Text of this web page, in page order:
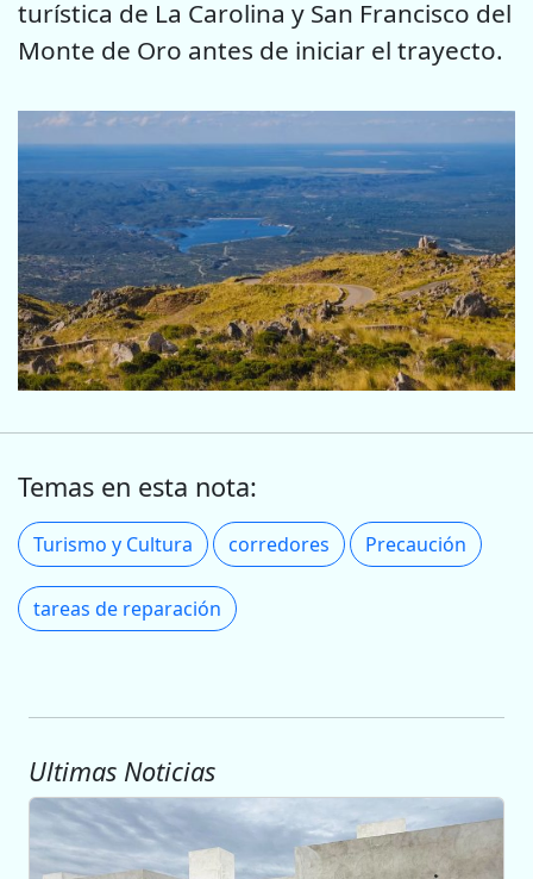
turística de La Carolina y San Francisco del
Monte de Oro antes de iniciar el trayecto.
Temas en esta nota:
Turismo y Cultura corredores Precaución
tareas de reparación
Ultimas Noticias